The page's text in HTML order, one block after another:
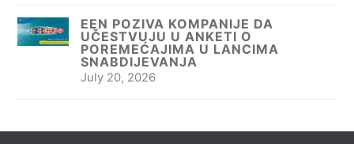
EEN POZIVA KOMPANIJE DA
UČESTVUJU U ANKETI O
POREMEĆAJIMA U LANCIMA
SNABDIJEVANJA
July 20, 2026